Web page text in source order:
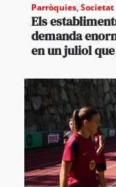
Parròquies,Societat
Els
demanda
en un juliol